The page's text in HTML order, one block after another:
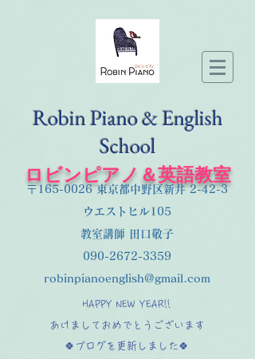
Robin Piano & English
School
ロビンピアノ＆英語教室
〒165-0026 東京都中野区新井 2-42-3
ウエストヒル105
教室講師 田口敬子
090-2672-3359
robinpianoenglish@gmail.com
HAPPY NEW YEAR!!
あけましておめでとうございます
🍀ブログを更新しました🍀